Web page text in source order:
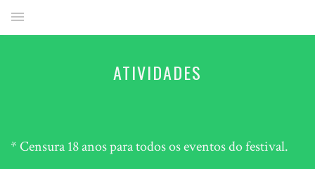
ATIVIDADES
* Censura 18 anos para todos os eventos do festival.